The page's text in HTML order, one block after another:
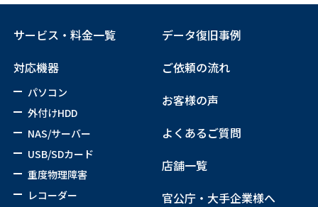
サービス・料金一覧
対応機器
パソコン
外付けHDD
NAS/サーバー
USB/SDカード
重度物理障害
レコーダー
データ復旧事例
ご依頼の流れ
お客様の声
よくあるご質問
店舗一覧
官公庁・大手企業様へ